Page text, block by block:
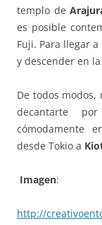
templo de
es posible
Fuji. Para llegar
y descender en
De todos modos,
decantarte
cómodamente
desde Tokio a
Imagen:
http://